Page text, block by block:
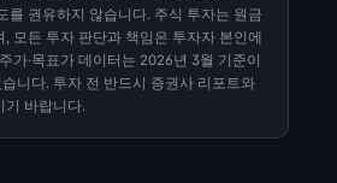
를 권유하지 않습니다. 주식 투자는 원금
모든 투자 판단과 책임은 투자자 본인에
가·목표가 데이터는 2026년 3월 기준이
니다. 투자 전 반드시 증권사 리포트와
기 바랍니다.